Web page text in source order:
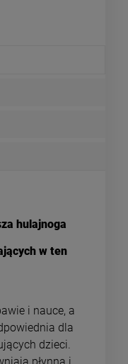
hulajnoga
w ten
i nauce, a
dla
dzieci.